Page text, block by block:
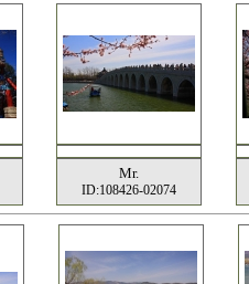
Mr.
ID:108426-02074